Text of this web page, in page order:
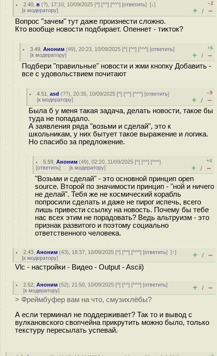
2.40 ,в (?), 17:10, 10/09/2025 [^] [^^] [^^^] [ответить][↓]
[к модератору]
–2
+ / –
Вопрос "зачем" тут даже произнести сложно.
Кто вообще новости подбирает. Опеннет - тикток?
3.49 ,Аноним (49), 20:23, 10/09/2025 [^] [^^] [^^^] [ответить]
[к модератору]
+6
+ / –
Подбери "правильные" новости и жми кнопку Добавить -
все с удовольствием почитают
4.51 ,asd (??), 20:35, 10/09/2025 [^] [^^] [^^^] [ответить]
[к модератору]
–9
+ / –
Была б у меня такая задача, делать новости, такое бы
туда не попадало.
А заявления ряда "возьми и сделай", это к
школьникам, у них бытует такое выражение и логика.
Но спасибо за предложение.
5.59 ,Аноним (49), 02:20, 11/09/2025 [^] [^^] [^^^]
[ответить] [к модератору]
+4
+ / –
"Возьми и сделай" - это основной принцип open
source. Второй по значимости принцип - "ной и ничего
не делай". Тебя же не космический корабль
попросили сделать и даже не пирог испечь, всего
лишь привести ссылку на новость. Почему бы тебе
нас всех этим не порадовать? Ведь альтруизм - это
признак развитого и поэтому социально
ответственного человека.
2.43 ,Аноним (43), 18:37, 10/09/2025 [^] [^^] [^^^] [ответить][↑]
[к модератору] + / –
Vlc - настройки - Видео - Output - Ascii)
2.52 ,Аноним (52), 21:50, 10/09/2025 [^] [^^] [^^^] [ответить]
[к модератору] + / –
> Фреймбуфер вам на что, смузихлёбы?
А если терминал не поддерживает? Так то и вывод с
вулкановского свопчейна прикрутить можно было, только
текстуру пересылать успевай.